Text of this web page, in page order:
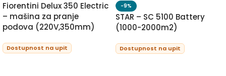
Fiorentini Delux 350 Electric
– mašina za pranje
podova (220V,350mm)
Dostupnost na upit
-9%
STAR – SC 5100 Battery
(1000-2000m2)
Dostupnost na upit